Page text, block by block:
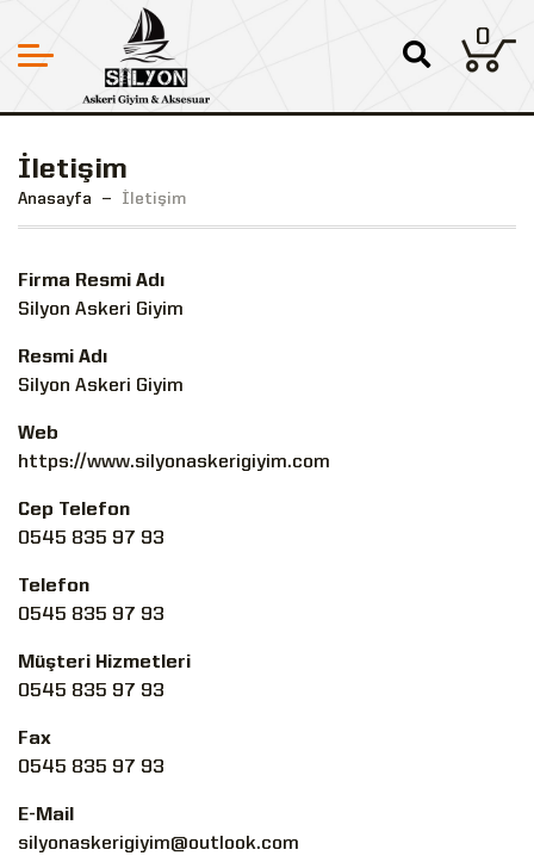
0
İletişim
Anasayfa İletişim
Firma Resmi Adı
Silyon Askeri Giyim
Resmi Adı
Silyon Askeri Giyim
Web
https://www.silyonaskerigiyim.com
Cep Telefon
0545 835 97 93
Telefon
0545 835 97 93
Müşteri Hizmetleri
0545 835 97 93
Fax
0545 835 97 93
E-Mail
silyonaskerigiyim@outlook.com